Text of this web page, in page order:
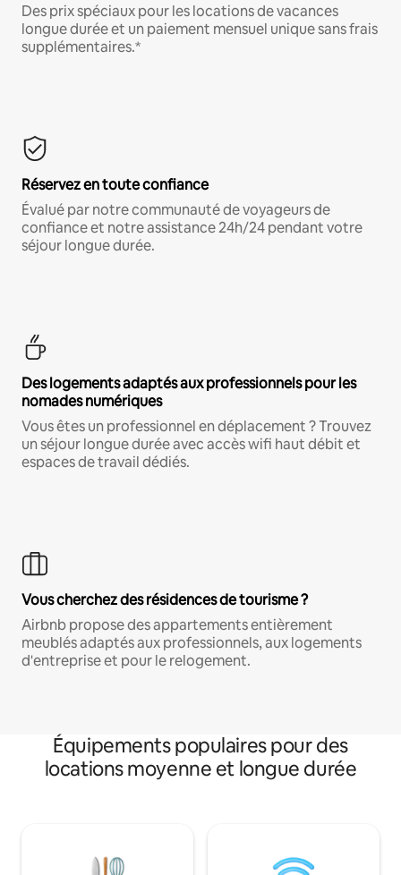
Des prix spéciaux pour les locations de vacances
longue durée et un paiement mensuel unique sans frais
supplémentaires.*
Réservez en toute confiance
Évalué par notre communauté de voyageurs de
confiance et notre assistance 24h/24 pendant votre
séjour longue durée.
Des logements adaptés aux professionnels pour les
nomades numériques
Vous êtes un professionnel en déplacement ? Trouvez
un séjour longue durée avec accès wifi haut débit et
espaces de travail dédiés.
Vous cherchez des résidences de tourisme ?
Airbnb propose des appartements entièrement
meublés adaptés aux professionnels, aux logements
d'entreprise et pour le relogement.
Équipements populaires pour des
locations moyenne et longue durée